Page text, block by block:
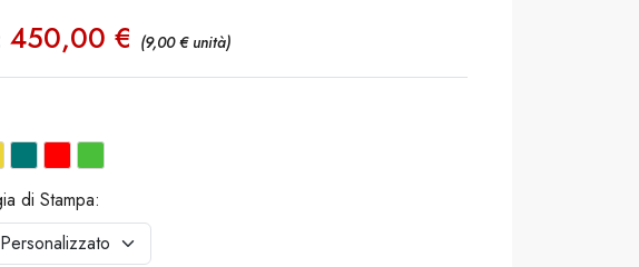
450,00 € (9,00 € unità)
di Stampa: